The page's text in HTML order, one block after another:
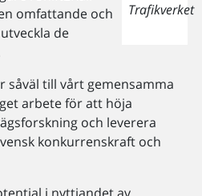
Trafikverket
omfattande och
de
såväl till vårt gemensamma
arbete för att höja
och leverera
konkurrenskraft och